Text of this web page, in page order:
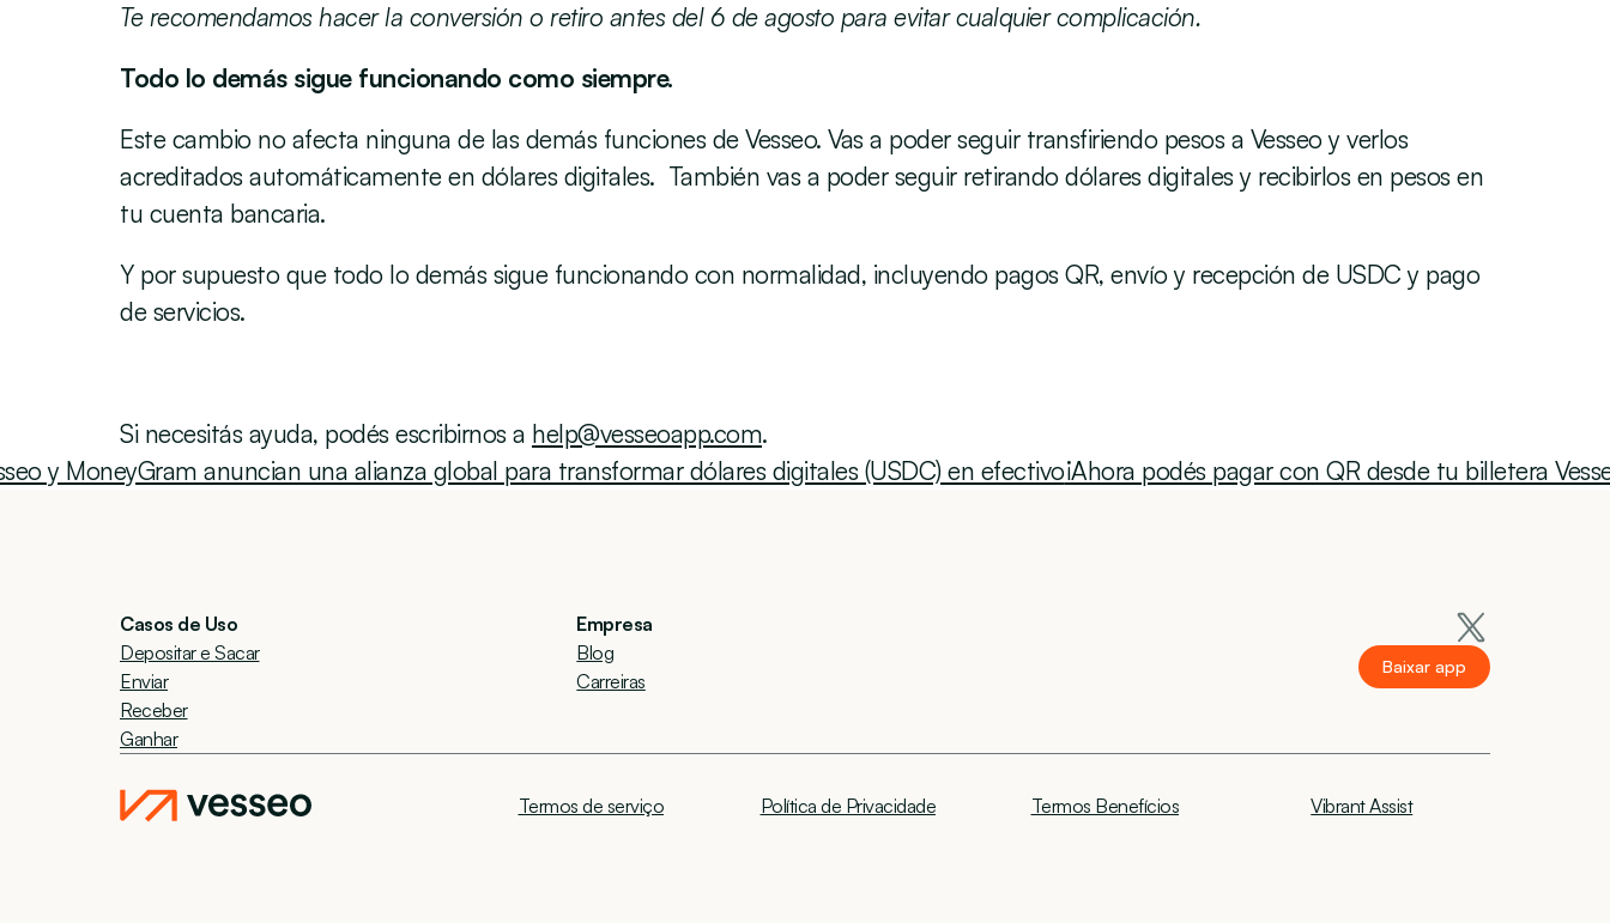
Te recomendamos hacer la conversión o retiro antes del 6 de agosto para evitar cualquier complicación.
Todo lo demás sigue funcionando como siempre.
Este cambio no afecta ninguna de las demás funciones de Vesseo. Vas a poder seguir transfiriendo pesos a Vesseo y verlos
acreditados automáticamente en dólares digitales.  También vas a poder seguir retirando dólares digitales y recibirlos en pesos en
tu cuenta bancaria.
Y por supuesto que todo lo demás sigue funcionando con normalidad, incluyendo pagos QR, envío y recepción de USDC y pago
de servicios.
Si necesitás ayuda, podés escribirnos a help@vesseoapp.com.
y MoneyGram anuncian una alianza global para transformar dólares digitales (USDC) en efectivo¡Ahora podés pagar con QR desde tu billetera
Casos de Uso
Depositar e Sacar
Enviar
Receber
Ganhar
Empresa
Blog
Carreiras
Baixar app
Termos de serviço Política de Privacidade Termos Benefícios Vibrant Assist